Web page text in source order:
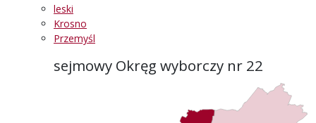
leski
Krosno
Przemyśl
sejmowy Okręg wyborczy nr 22